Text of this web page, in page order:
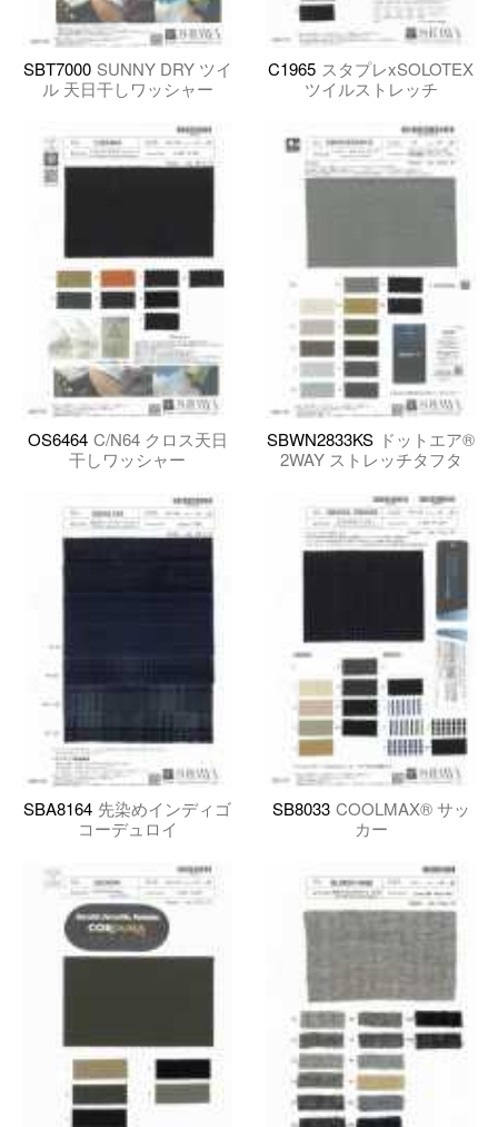
SBT7000 SUNNY DRY ツイ
ル 天日干しワッシャー
C1965 スタプレxSOLOTEX
ツイルストレッチ
OS6464 C/N64 クロス天日
干しワッシャー
SBWN2833KS ドットエア®
2WAY ストレッチタフタ
SBA8164 先染めインディゴ
コーデュロイ
SB8033 COOLMAX® サッ
カー